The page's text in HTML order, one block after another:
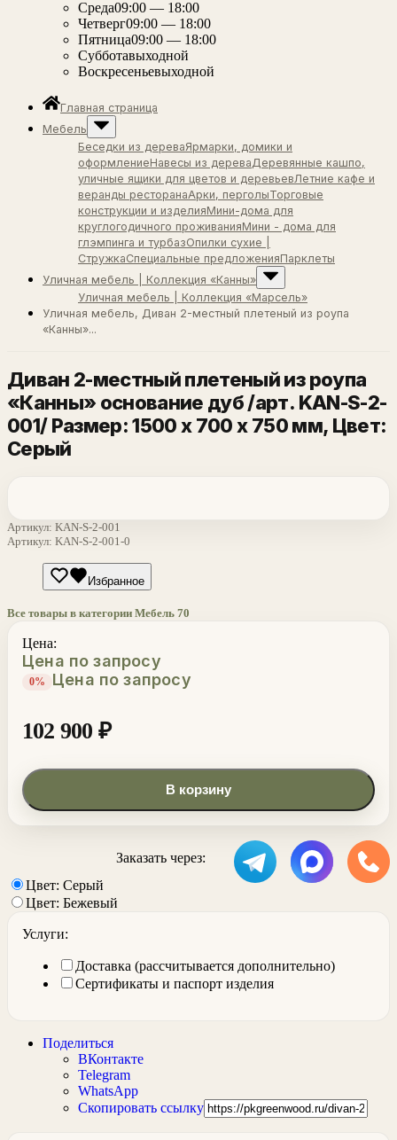
Среда09:00 — 18:00
Четверг09:00 — 18:00
Пятница09:00 — 18:00
Субботавыходной
Воскресеньевыходной
Главная страница
Мебель
Беседки из дереваЯрмарки, домики и
оформлениеНавесы из дерева Деревянные кашпо,
уличные ящики для цветов и деревьевЛетние кафе и
веранды ресторанаАрки, перголыТорговые
конструкции и изделияМини-дома для
круглогодичного проживанияМини - дома для
глэмпинга и турбазОпилки сухие |
СтружкаСпециальные предложенияПарклеты
Уличная мебель | Коллекция «Канны»
Уличная мебель | Коллекция «Марсель»
Уличная мебель, Диван 2-местный плетеный из роупа
«Канны»...
Диван 2-местный плетеный из роупа
«Канны» основание дуб /арт. KAN-S-2-
001/ Размер: 1500 х 700 х 750 мм, Цвет:
Серый
Артикул: KAN-S-2-001
Артикул: KAN-S-2-001-0
Избранное
Все товары в категории Мебель 70
Цена:
Цена по запросу
0% Цена по запросу
102 900 ₽
В корзину
Заказать через:
Цвет: Серый
Цвет: Бежевый
Услуги:
Доставка (рассчитывается дополнительно)
Сертификаты и паспорт изделия
Поделиться
ВКонтакте
Telegram
WhatsApp
Скопировать ссылку